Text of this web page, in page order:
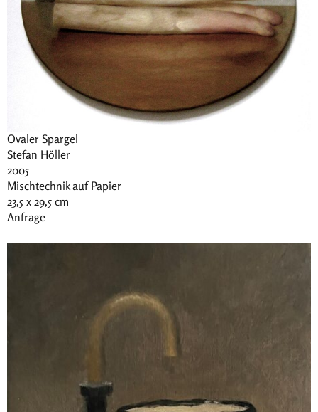
Ovaler Spargel
Stefan Höller
2005
Mischtechnik auf Papier
23,5 x 29,5 cm
Anfrage